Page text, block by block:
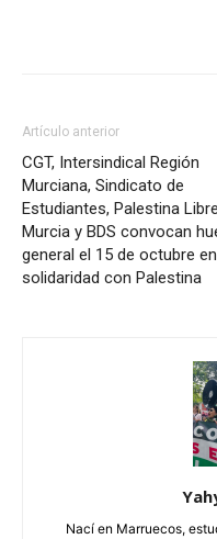
Artículo anterior
CGT, Intersindical Región
Murciana, Sindicato de
Estudiantes, Palestina Libre
Murcia y BDS convocan
general el 15 de octubre en
solidaridad con Palestina
Nací en Marruecos,